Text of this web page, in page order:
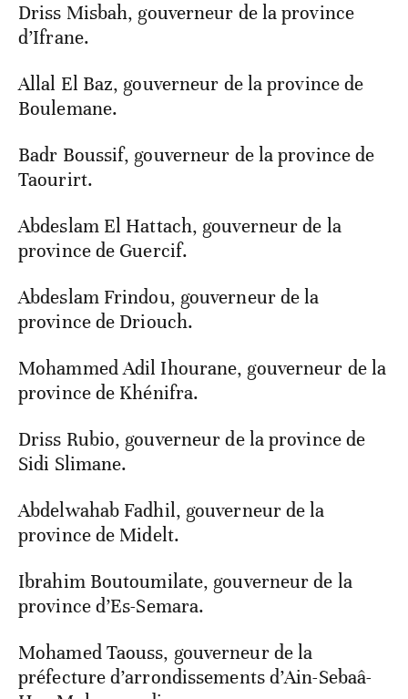
Driss Misbah, gouverneur de la province
d’Ifrane.
Allal El Baz, gouverneur de la province de
Boulemane.
Badr Boussif, gouverneur de la province de
Taourirt.
Abdeslam El Hattach, gouverneur de la
province de Guercif.
Abdeslam Frindou, gouverneur de la
province de Driouch.
Mohammed Adil Ihourane, gouverneur de la
province de Khénifra.
Driss Rubio, gouverneur de la province de
Sidi Slimane.
Abdelwahab Fadhil, gouverneur de la
province de Midelt.
Ibrahim Boutoumilate, gouverneur de la
province d’Es-Semara.
Mohamed Taouss, gouverneur de la
préfecture d’arrondissements d’Ain-Sebaâ-